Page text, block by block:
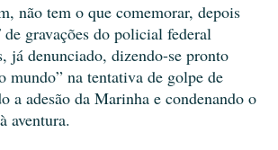
não tem o que comemorar, depois
gravações do policial federal
já denunciado, dizendo-se pronto
mundo” na tentativa de golpe de
a adesão da Marinha e condenando o
aventura.